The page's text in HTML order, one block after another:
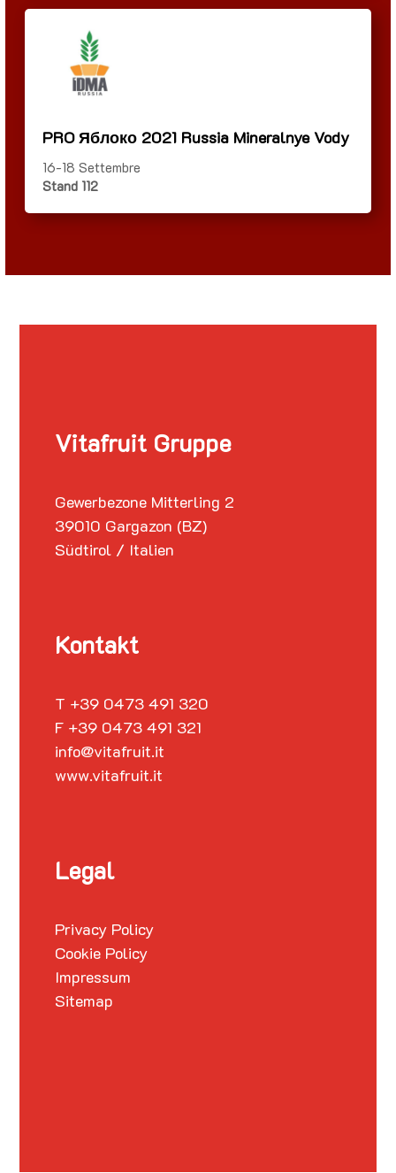
PRO Яблоко 2021 Russia Mineralnye Vody
16-18 Settembre
Stand 112
Vitafruit Gruppe
Gewerbezone Mitterling 2
39010 Gargazon (BZ)
Südtirol / Italien
Kontakt
T +39 0473 491 320
F +39 0473 491 321
info@vitafruit.it
www.vitafruit.it
Legal
Privacy Policy
Cookie Policy
Impressum
Sitemap